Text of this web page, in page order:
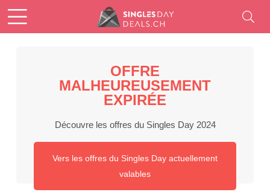
OFFRE
MALHEUREUSEMENT
EXPIRÉE
Découvre les offres du Singles Day 2024
Vers les offres du Singles Day actuellement
valables